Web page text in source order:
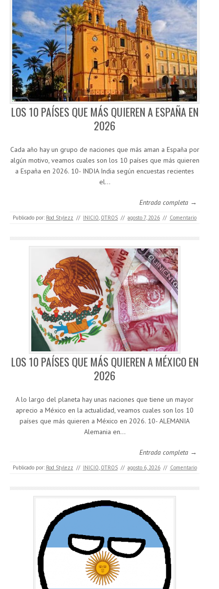
LOS 10 PAÍSES QUE MÁS QUIEREN A ESPAÑA EN
2026
Cada año hay un grupo de naciones que más aman a España por
algún motivo, veamos cuales son los 10 países que más quieren
a España en 2026. 10- INDIA India según encuestas recientes
el…
Entrada completa →
Publicado por: Rod Stylezz // INICIO, OTROS // agosto 7, 2026 // Comentario
LOS 10 PAÍSES QUE MÁS QUIEREN A MÉXICO EN
2026
A lo largo del planeta hay unas naciones que tiene un mayor
aprecio a México en la actualidad, veamos cuales son los 10
países que más quieren a México en 2026. 10- ALEMANIA
Alemania en…
Entrada completa →
Publicado por: Rod Stylezz // INICIO, OTROS // agosto 6, 2026 // Comentario